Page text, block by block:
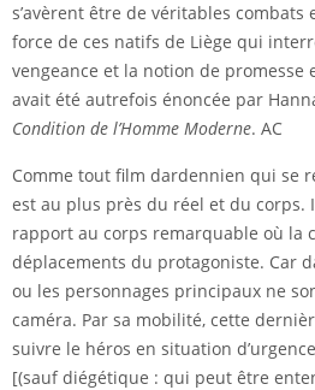
s’avèrent être de véritables combats
force de ces natifs de Liège qui
vengeance et la notion de promesse
avait été autrefois énoncée par
Condition de l’Homme Moderne. AC
Comme tout film dardennien qui se
est au plus près du réel et du corps.
rapport au corps remarquable où la
déplacements du protagoniste. Car
ou les personnages principaux ne
caméra. Par sa mobilité, cette
suivre le héros en situation
[(sauf diégétique : qui peut être